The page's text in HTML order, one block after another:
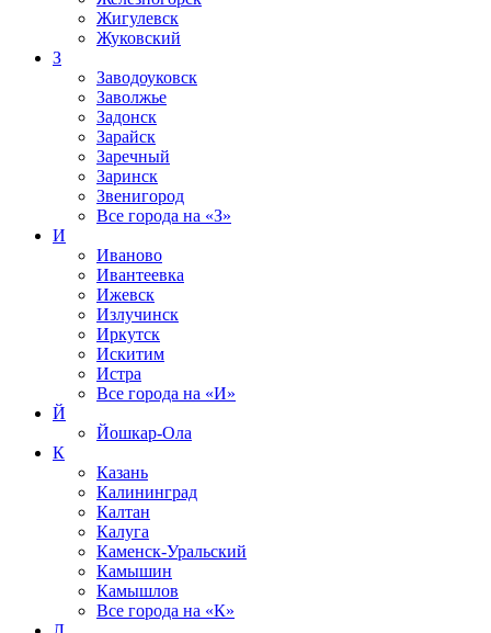
Жигулевск
Жуковский
З
Заводоуковск
Заволжье
Задонск
Зарайск
Заречный
Заринск
Звенигород
Все города на «З»
И
Иваново
Ивантеевка
Ижевск
Излучинск
Иркутск
Искитим
Истра
Все города на «И»
Й
Йошкар-Ола
К
Казань
Калининград
Калтан
Калуга
Каменск-Уральский
Камышин
Камышлов
Все города на «К»